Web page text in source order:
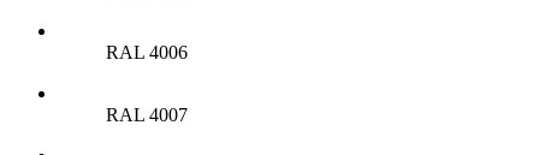
RAL 4006
RAL 4007